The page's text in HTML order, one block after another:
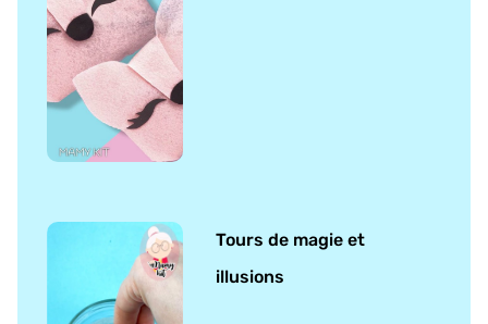
Tours de magie et
illusions